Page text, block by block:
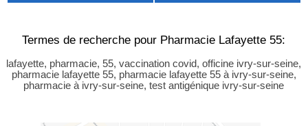
Termes de recherche pour Pharmacie Lafayette 55:
lafayette, pharmacie, 55, vaccination covid, officine ivry-sur-seine,
pharmacie lafayette 55, pharmacie lafayette 55 à ivry-sur-seine,
pharmacie à ivry-sur-seine, test antigénique ivry-sur-seine